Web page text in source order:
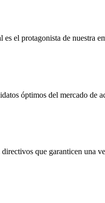
el protagonista de nuestra
óptimos del mercado de
que garanticen una